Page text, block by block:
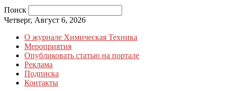
Поиск
Четверг, Август 6, 2026
О журнале Химическая Техника
Мероприятия
Опубликовать статью на портале
Реклама
Подписка
Контакты